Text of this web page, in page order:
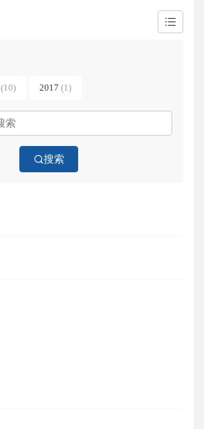
(10) 2017 (1)
搜索